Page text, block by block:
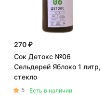
270 ₽
Сок Детокс №06
Сельдерей Яблоко 1 литр,
стекло
5
Есть в наличии